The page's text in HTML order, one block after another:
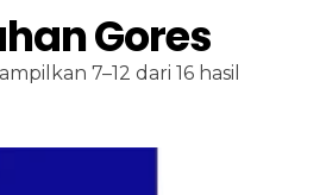
Gores
7–12 dari 16 hasil